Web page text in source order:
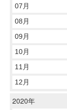
07月
08月
09月
10月
11月
12月
2020年